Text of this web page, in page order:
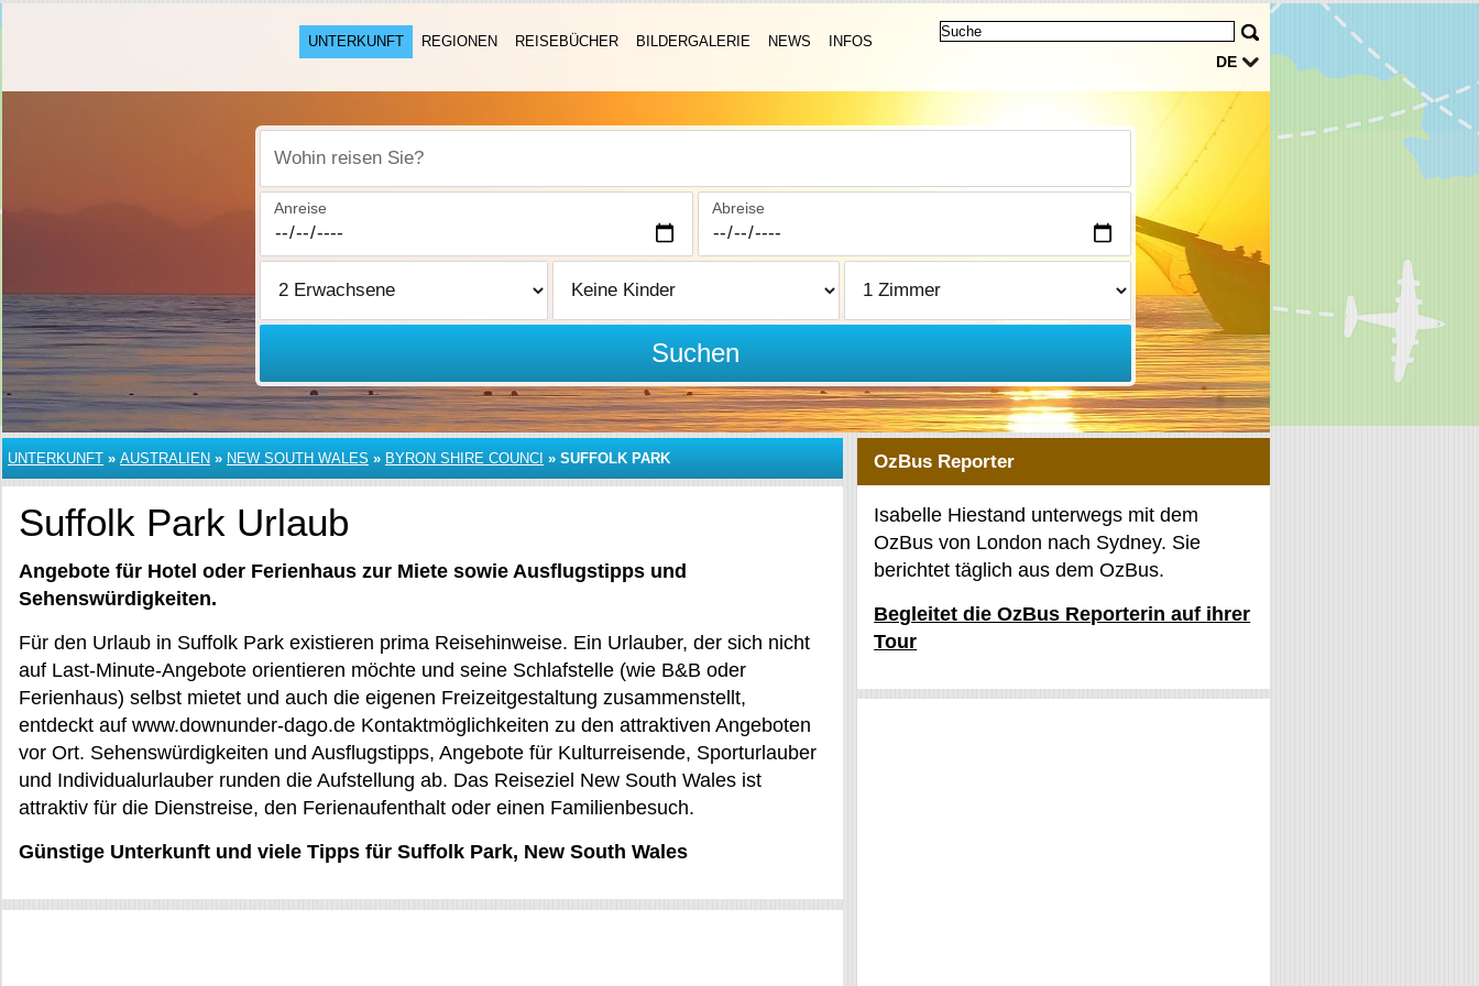
DE
UNTERKUNFT REGIONEN REISEBÜCHER BILDERGALERIE NEWS INFOS
Wohin reisen Sie?
Anreise Abreise
Suchen
UNTERKUNFT » AUSTRALIEN » NEW SOUTH WALES » BYRON SHIRE COUNCI » SUFFOLK PARK
Suffolk Park Urlaub
Angebote für Hotel oder Ferienhaus zur Miete sowie Ausflugstipps und
Sehenswürdigkeiten.
Für den Urlaub in Suffolk Park existieren prima Reisehinweise. Ein Urlauber, der sich nicht
auf Last-Minute-Angebote orientieren möchte und seine Schlafstelle (wie B&B oder
Ferienhaus) selbst mietet und auch die eigenen Freizeitgestaltung zusammenstellt,
entdeckt auf www.downunder-dago.de Kontaktmöglichkeiten zu den attraktiven Angeboten
vor Ort. Sehenswürdigkeiten und Ausflugstipps, Angebote für Kulturreisende, Sporturlauber
und Individualurlauber runden die Aufstellung ab. Das Reiseziel New South Wales ist
attraktiv für die Dienstreise, den Ferienaufenthalt oder einen Familienbesuch.
Günstige Unterkunft und viele Tipps für Suffolk Park, New South Wales
OzBus Reporter
Isabelle Hiestand unterwegs mit dem
OzBus von London nach Sydney. Sie
berichtet täglich aus dem OzBus.
Begleitet die OzBus Reporterin auf ihrer
Tour